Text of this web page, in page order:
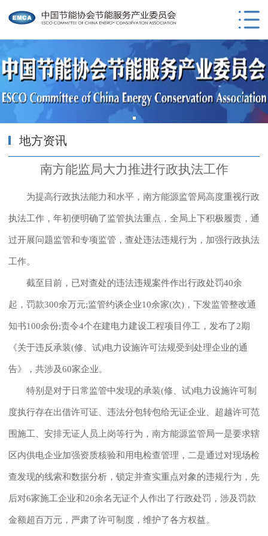
地方资讯
南方能监局大力推进行政执法工作
为提高行政执法能力和水平，南方能源监管局高度重视行政
执法工作，年初便明确了监管执法重点，全局上下积极履责，通
过开展问题监管和专项监管，查处违法违规行为，加强行政执法
工作。
截至目前，已对查处的违法违规案件作出行政处罚40余
起，罚款300余万元;监管约谈企业10余家(次)，下发监管整改通
知书100余份;责令4个在建电力建设工程项目停工，发布了2期
《关于违反承装(修、试)电力设施许可法规受到处理企业的通
告》，共涉及60家企业。
特别是对于日常监管中发现的承装(修、试)电力设施许可制
度执行存在出借许可证、违法分包转包给无证企业、超越许可范
围施工、安排无证人员上岗等行为，南方能源监管局一是要求辖
区内供电企业加强资质核验和用电检查管理，二是通过对现场检
查发现的线索和数据分析，锁定并查实重点对象的违规行为，先
后对6家施工企业和20余名无证个人作出了行政处罚，涉及罚款
金额超百万元，严肃了许可制度，维护了各方权益。